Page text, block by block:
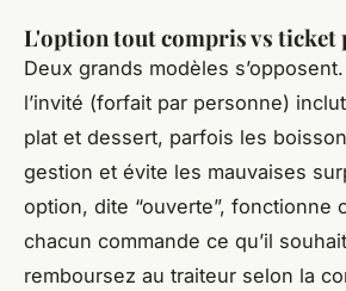
L'option tout compris vs ticket
Deux grands modèles
l’invité (forfait par personne)
plat et dessert, parfois les
gestion et évite les mauvaises
option, dite “ouverte”, fonctionne
chacun commande ce qu’il
remboursez au traiteur selon la